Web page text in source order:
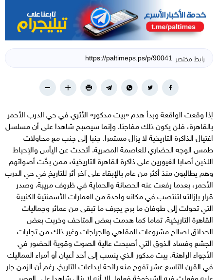
رابط مختصر
إذا وقعت الواقعة وبدأ هدم «بيت مدكور» الأثري في حي الدرب الأحمر
بالقاهرة، فلن يكون ذلك مفاجئا. وإنما سيصبح شاهدا على أن مسلسل
اغتيال الذاكرة التاريخية لا يزال مستمرا. جنبا إلى جنب مع محاولات
طمس الوجه الحضاري للعاصمة المصرية. أتحدث عن اليأس والإحباط
اللذين أصابا الغيورين على ذاكرة القاهرة التاريخية، ممن بحَّت أصواتهم
وهم يطالبون منذ أكثر من عام بالإبقاء على آخر أثر للتاريخ في حي الدرب
الأحمر، بعدما رفعت عنه الحصانة والحماية في ظروف مريبة. وصدر
قرار بإزالته لتنتصب في مكانه واحدة من العمارات الأسمنتية الكئيبة
التي تحولت إلى طوفان ما برح يجرف ما تبقى من عمائر وجماليات
القاهرة التاريخية. تماما كما هدمت بعض المتاحف وخربت بعض
الحدائق لصالح مشروعات المقاهي والجراجات وغير ذلك من تجليات
الجشع وفساد الذوق التي أصبحت عالية الصوت وقوية الحضور في
الأجواء الراهنة. بيت مدكور الذي ينسب إلى أحد أعيان أو أمراء المماليك
في القرن التاسع عشر تفوح منه رائحة إبداعات التاريخ. رغم أن الزمن جار